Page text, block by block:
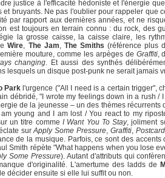
justice à l'efficacité hédoniste et l'énergie
et bruyants. Ne pas l'oublier pour rappeler que
par rapport aux dernières années, et ne
est toujours en terrain connu : du rock, des
la grosse caisse, la caisse claire, les
Wire, The Jam, The Smiths (référence plus
mouture, comme les arpèges de Graffiti,
changing. Et aussi des synthés
lesquels un disque post-punk ne serait jamais
Park l'urgence ("All I need is a certain trigger",
débridé, "I wrote my feelings down in a rush /
de la jeunesse – un des thèmes
young and I am lost / You react to my
un titre comme I Want You To Stay, joliment
surApply Some Pressure,Graffiti,
de la musique. Parfois, ce sont des
Smith répète "What happens when you lose
Some Pressure). Autant d'attributs qui
d'originalité. L'amertume des ladds de
décider ensuite si elle lui suffit ou non.